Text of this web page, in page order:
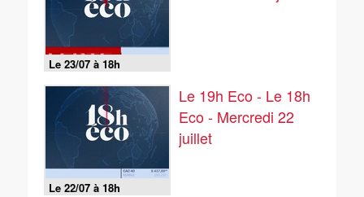
Le 23/07 à 18h
Le 22/07 à 18h
Le 19h Eco - Le 18h
Eco - Mercredi 22
juillet